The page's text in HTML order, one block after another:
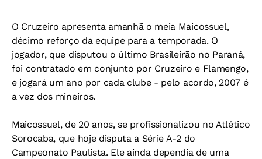
O Cruzeiro apresenta amanhã o meia Maicossuel,
décimo reforço da equipe para a temporada. O
jogador, que disputou o último Brasileirão no Paraná,
foi contratado em conjunto por Cruzeiro e Flamengo,
e jogará um ano por cada clube - pelo acordo, 2007 é
a vez dos mineiros.
Maicossuel, de 20 anos, se profissionalizou no Atlético
Sorocaba, que hoje disputa a Série A-2 do
Campeonato Paulista. Ele ainda dependia de uma